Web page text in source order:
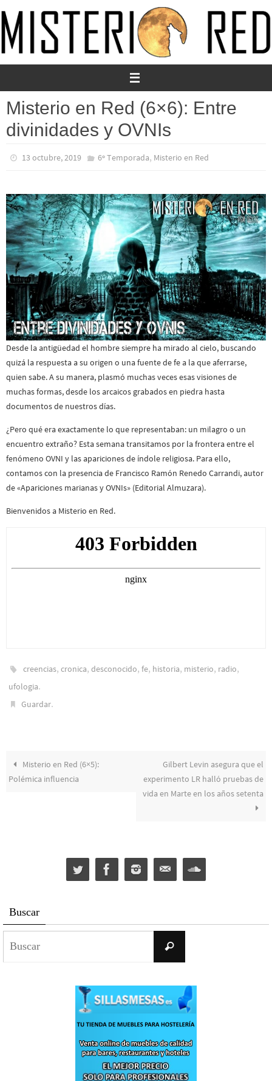
al
contenido
Misterio en Red (6×6): Entre
divinidades y OVNIs
13 octubre, 2019 6º Temporada, Misterio en Red
Desde la antigüedad el hombre siempre ha mirado al cielo, buscando
quizá la respuesta a su origen o una fuente de fe a la que aferrarse,
quien sabe. A su manera, plasmó muchas veces esas visiones de
muchas formas, desde los arcaicos grabados en piedra hasta
documentos de nuestros días.
¿Pero qué era exactamente lo que representaban: un milagro o un
encuentro extraño? Esta semana transitamos por la frontera entre el
fenómeno OVNI y las apariciones de índole religiosa. Para ello,
contamos con la presencia de Francisco Ramón Renedo Carrandi, autor
de «Apariciones marianas y OVNIs» (Editorial Almuzara).
Bienvenidos a Misterio en Red.
creencias,cronica,desconocido,fe, historia, misterio, radio,
ufologia.
Guardar.
Misterio en Red (6×5):
Polémica influencia
Gilbert Levin asegura que el
experimento LR halló pruebas de
vida en Marte en los años setenta
Buscar
Buscar